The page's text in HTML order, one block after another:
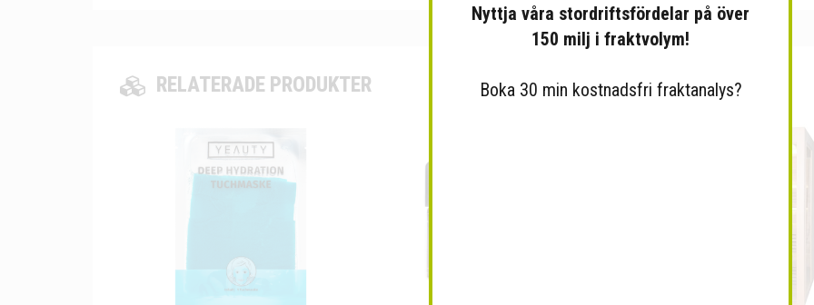
RELATERADE PRODUKTER
Nyttja våra stordriftsfördelar på över
150 milj i fraktvolym!
Boka 30 min kostnadsfri fraktanalys?